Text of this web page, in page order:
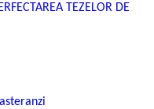
TEZELOR DE